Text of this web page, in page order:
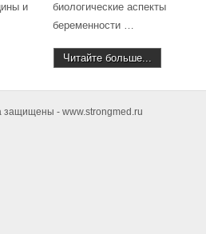
и
биологические аспекты
беременности …
Читайте больше...
защищены - www.strongmed.ru